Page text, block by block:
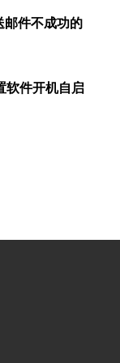
件不成功的
软件开机自启